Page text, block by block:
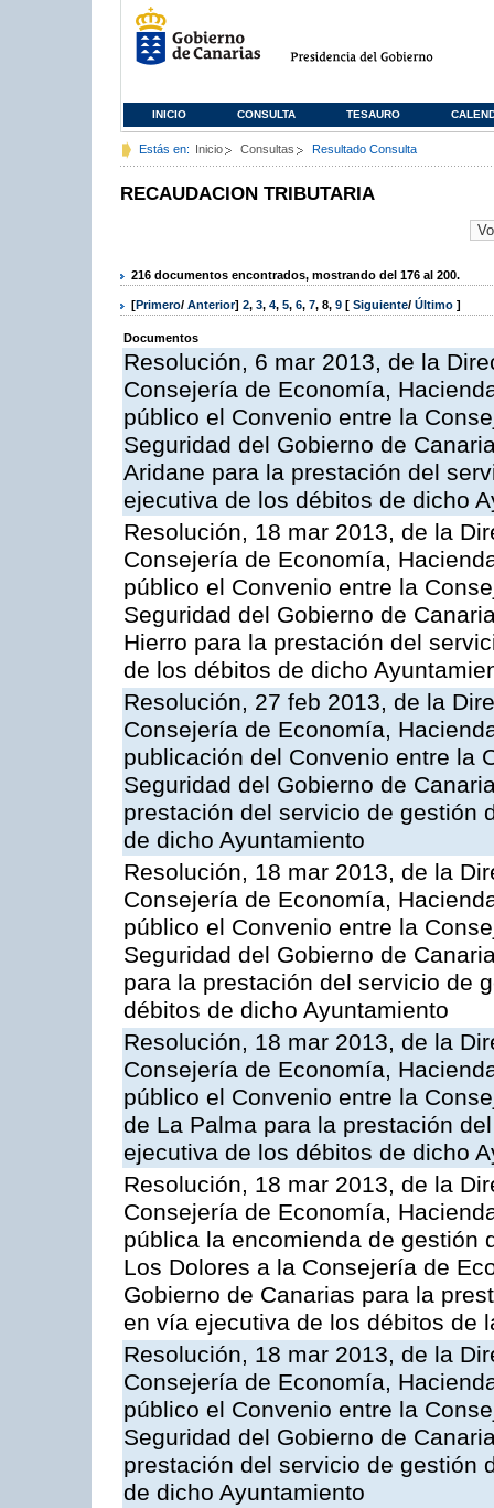
INICIO CONSULTA TESAURO
Estás en: Inicio Consultas Resultado Consulta
RECAUDACION TRIBUTARIA
216 documentos encontrados, mostrando del 176 al 200.
[Primero/ Anterior] 2, 3, 4, 5, 6, 7, 8, 9 [ Siguiente/ Último ]
Documentos
Resolución, 6 mar 2013, de la
Consejería de Economía,
público el Convenio entre la
Seguridad del Gobierno de
Aridane para la prestación del
ejecutiva de los débitos de dicho
Resolución, 18 mar 2013, de la
Consejería de Economía,
público el Convenio entre la
Seguridad del Gobierno de
Hierro para la prestación del
de los débitos de dicho
Resolución, 27 feb 2013, de la
Consejería de Economía,
publicación del Convenio entre la
Seguridad del Gobierno de
prestación del servicio de gestión
de dicho Ayuntamiento
Resolución, 18 mar 2013, de la
Consejería de Economía,
público el Convenio entre la
Seguridad del Gobierno de
para la prestación del servicio de
débitos de dicho Ayuntamiento
Resolución, 18 mar 2013, de la
Consejería de Economía,
público el Convenio entre la
de La Palma para la prestación
ejecutiva de los débitos de dicho
Resolución, 18 mar 2013, de la
Consejería de Economía,
pública la encomienda de gestión
Los Dolores a la Consejería de
Gobierno de Canarias para la
en vía ejecutiva de los débitos de
Resolución, 18 mar 2013, de la
Consejería de Economía,
público el Convenio entre la
Seguridad del Gobierno de
prestación del servicio de gestión
de dicho Ayuntamiento